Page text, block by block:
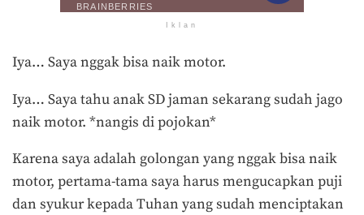
Iklan
Iya… Saya nggak bisa naik motor.
Iya… Saya tahu anak SD jaman sekarang sudah jago
naik motor. *nangis di pojokan*
Karena saya adalah golongan yang nggak bisa naik
motor, pertama-tama saya harus mengucapkan puji
dan syukur kepada Tuhan yang sudah menciptakan